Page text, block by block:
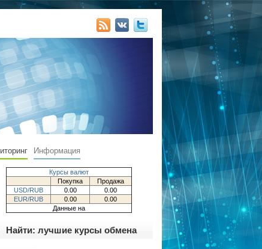
Информация
Курсы валют
Покупка
Продажа
USD/RUB
0.00
0.00
EUR/RUB
0.00
0.00
Данные на
Найти: лучшие курсы обмена